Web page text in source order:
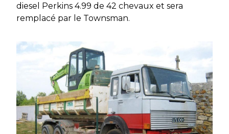
diesel Perkins 4.99 de 42 chevaux et sera
remplacé par le Townsman.